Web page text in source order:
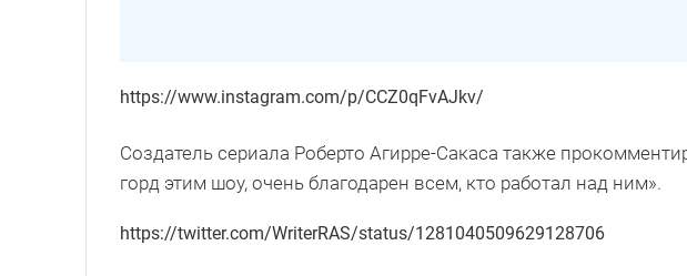
https://www.instagram.com/p/CCZ0qFvAJkv/
Создатель сериала Роберто Агирре-Сакаса также
горд этим шоу, очень благодарен всем, кто работал над ним».
https://twitter.com/WriterRAS/status/1281040509629128706